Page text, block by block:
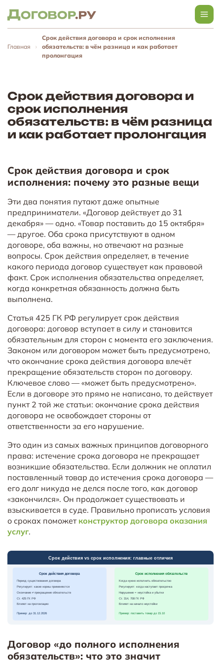
Главная
Срок действия договора и срок исполнения
обязательств: в чём разница и как работает
пролонгация
Срок действия договора и
срок исполнения
обязательств: в чём разница
и как работает пролонгация
Срок действия договора и срок
исполнения: почему это разные вещи
Эти два понятия путают даже опытные
предприниматели. «Договор действует до 31
декабря» — одно. «Товар поставить до 15 октября»
— другое. Оба срока присутствуют в одном
договоре, оба важны, но отвечают на разные
вопросы. Срок действия определяет, в течение
какого периода договор существует как правовой
факт. Срок исполнения обязательства определяет,
когда конкретная обязанность должна быть
выполнена.
Статья 425 ГК РФ регулирует срок действия
договора: договор вступает в силу и становится
обязательным для сторон с момента его заключения.
Законом или договором может быть предусмотрено,
что окончание срока действия договора влечёт
прекращение обязательств сторон по договору.
Ключевое слово — «может быть предусмотрено».
Если в договоре это прямо не написано, то действует
пункт 2 той же статьи: окончание срока действия
договора не освобождает стороны от
ответственности за его нарушение.
Это один из самых важных принципов договорного
права: истечение срока договора не прекращает
возникшие обязательства. Если должник не оплатил
поставленный товар до истечения срока договора —
его долг никуда не делся после того, как договор
«закончился». Он продолжает существовать и
взыскивается в суде. Правильно прописать условия
о сроках поможет конструктор договора оказания
услуг.
Договор «до полного исполнения
обязательств»: что это значит